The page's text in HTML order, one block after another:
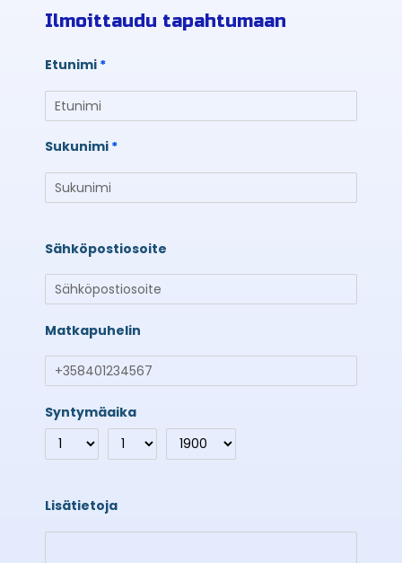
Ilmoittaudu tapahtumaan
Etunimi
Sukunimi
Sähköpostiosoite
Matkapuhelin
Syntymäaika
Lisätietoja